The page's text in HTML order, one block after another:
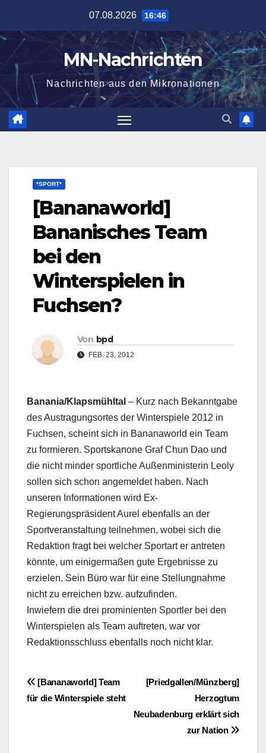
springen
07.08.2026 16:46
MN-Nachrichten
Nachrichten aus den Mikronationen
*SPORT*
[Bananaworld]
Bananisches Team
bei den
Winterspielen in
Fuchsen?
Von bpd
FEB. 23, 2012
Banania/Klapsmühltal – Kurz nach Bekanntgabe
des Austragungsortes der Winterspiele 2012 in
Fuchsen, scheint sich in Bananaworld ein Team
zu formieren. Sportskanone Graf Chun Dao und
die nicht minder sportliche Außenministerin Leoly
sollen sich schon angemeldet haben. Nach
unseren Informationen wird Ex-
Regierungspräsident Aurel ebenfalls an der
Sportveranstaltung teilnehmen, wobei sich die
Redaktion fragt bei welcher Sportart er antreten
könnte, um einigermaßen gute Ergebnisse zu
erzielen. Sein Büro war für eine Stellungnahme
nicht zu erreichen bzw. aufzufinden.
Inwiefern die drei prominienten Sportler bei den
Winterspielen als Team auftreten, war vor
Redaktionsschluss ebenfalls noch nicht klar.
Beitragsnavigation
[Priedgallen/Münzberg]
Herzogtum
Neubadenburg erklärt sich
zur Nation
[Bananaworld] Team
für die Winterspiele steht